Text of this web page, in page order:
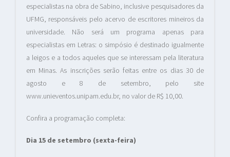
especialistas na obra de Sabino, inclusive pesquisadores da
UFMG, responsáveis pelo acervo de escritores mineiros da
universidade. Não será um programa apenas para
especialistas em Letras: o simpósio é destinado igualmente
a leigos e a todos aqueles que se interessam pela literatura
em Minas. As inscrições serão feitas entre os dias 30 de
agosto e 8 de setembro, pelo site
www.unieventos.unipam.edu.br, no valor de R$ 10,00.
Confira a programação completa:
Dia 15 de setembro (sexta-feira)